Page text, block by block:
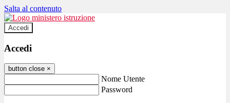
Salta al contenuto
Accedi
Accedi
button close ×
Nome Utente
Password